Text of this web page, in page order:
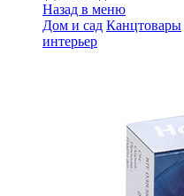
Назад в меню
Дом и сад Канцтовары
интерьер